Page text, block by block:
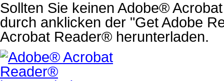
Sollten Sie keinen Adobe®
durch anklicken der "Get Adobe
Acrobat Reader® herunterladen.